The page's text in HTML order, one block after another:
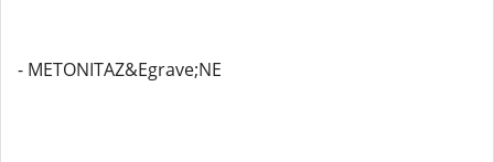
- METONITAZ&Egrave;NE